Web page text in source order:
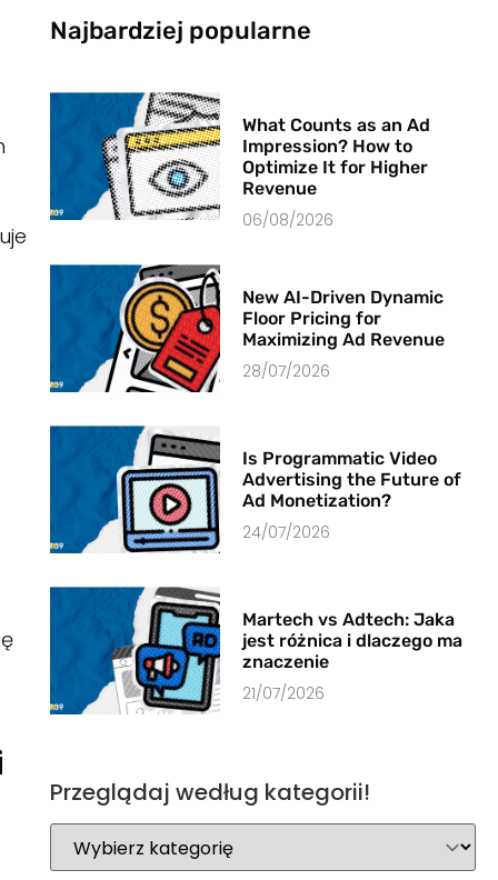
Najbardziej popularne
What Counts as an Ad
Impression? How to
Optimize It for Higher
Revenue
06/08/2026
New AI-Driven Dynamic
Floor Pricing for
Maximizing Ad Revenue
28/07/2026
Is Programmatic Video
Advertising the Future of
Ad Monetization?
24/07/2026
Martech vs Adtech: Jaka
jest różnica i dlaczego ma
znaczenie
21/07/2026
Przeglądaj według kategorii!